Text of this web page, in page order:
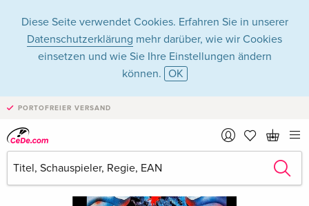
Diese Seite verwendet Cookies. Erfahren Sie in unserer
Datenschutzerklärung mehr darüber, wie wir Cookies
einsetzen und wie Sie Ihre Einstellungen ändern
können. OK
PORTOFREIER VERSAND